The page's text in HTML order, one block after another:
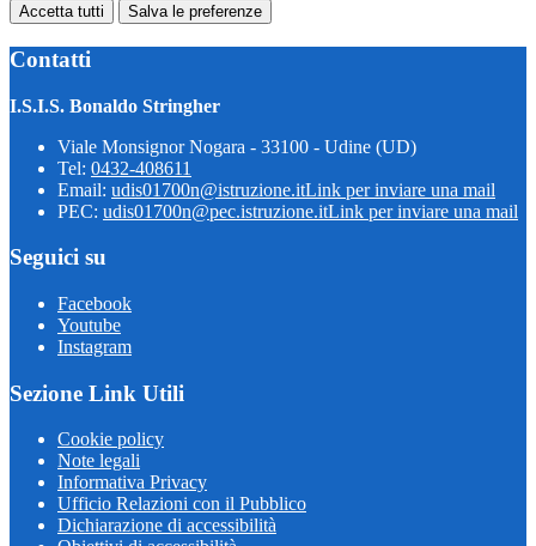
Accetta tutti Salva le preferenze
Contatti
I.S.I.S. Bonaldo Stringher
Viale Monsignor Nogara - 33100 - Udine (UD)
Tel: 0432-408611
Email: udis01700n@istruzione.itLink per inviare una mail
PEC: udis01700n@pec.istruzione.itLink per inviare una mail
Seguici su
Facebook
Youtube
Instagram
Sezione Link Utili
Cookie policy
Note legali
Informativa Privacy
Ufficio Relazioni con il Pubblico
Dichiarazione di accessibilità